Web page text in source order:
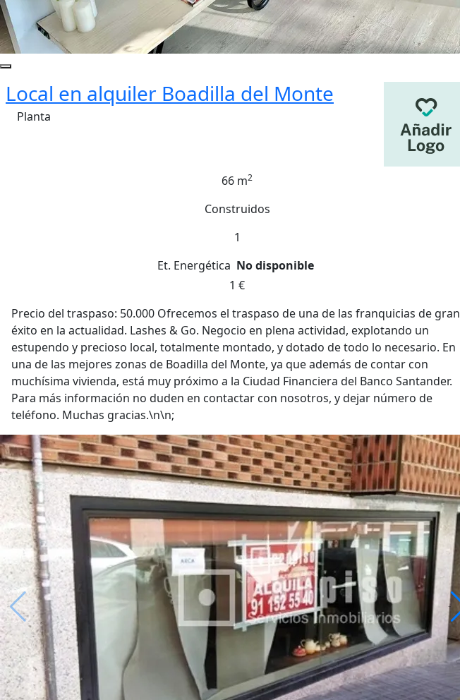
Local en alquiler Boadilla del Monte
Planta
66 m2
Construidos
1
Et. Energética No disponible
1 €
Precio del traspaso: 50.000 Ofrecemos el traspaso de una de las franquicias de gran
éxito en la actualidad. Lashes & Go. Negocio en plena actividad, explotando un
estupendo y precioso local, totalmente montado, y dotado de todo lo necesario. En
una de las mejores zonas de Boadilla del Monte, ya que además de contar con
muchísima vivienda, está muy próximo a la Ciudad Financiera del Banco Santander.
Para más información no duden en contactar con nosotros, y dejar número de
teléfono. Muchas gracias.\n\n;